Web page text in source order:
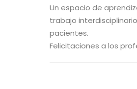
Un espacio de
trabajo
pacientes.
Felicitaciones a los